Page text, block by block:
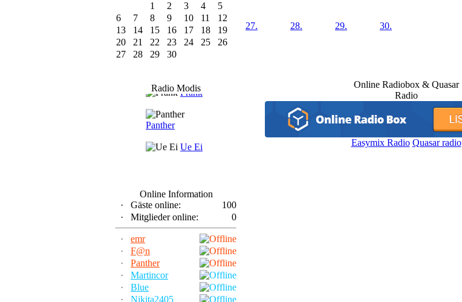
1
2 3 4
5
6
7 8 9 10 11
12
13
14 15 16 17 18
19
20
21 22 23 24 25
26
27
28 29 30
Radio Modis
Frank
Panther
Ue Ei
Online Information
·
Gäste online:
100
·
Mitglieder online: 0
·
emr
·
F@n
·
Panther
·
Martincor
·
Blue
·
Nikita2405
27. 28. 29. 30.
Online Radiobox & Quasar
Radio
Easymix Radio Quasar radio